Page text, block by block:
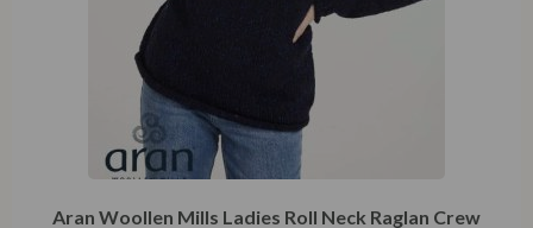
Navy Nep